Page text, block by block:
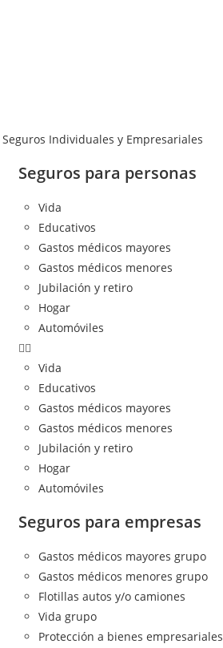
Seguros Individuales y Empresariales
Seguros para personas
Vida
Educativos
Gastos médicos mayores
Gastos médicos menores
Jubilación y retiro
Hogar
Automóviles
Vida
Educativos
Gastos médicos mayores
Gastos médicos menores
Jubilación y retiro
Hogar
Automóviles
Seguros para empresas
Gastos médicos mayores grupo
Gastos médicos menores grupo
Flotillas autos y/o camiones
Vida grupo
Protección a bienes empresariales